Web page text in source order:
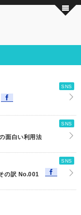
SNS
SNS
面白い利用法
SNS
の訳 No.001